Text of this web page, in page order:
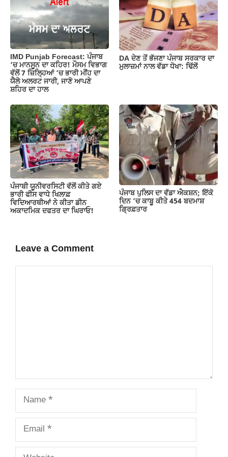
IMD Punjab Forecast: ਪੰਜਾਬ
‘ਚ ਮਾਨਸੂਨ ਦਾ ਕਹਿਰ! ਮੌਸਮ ਵਿਭਾਗ
ਵੱਲੋਂ 7 ਜ਼ਿਲ੍ਹਿਆਂ ‘ਚ ਭਾਰੀ ਮੀਂਹ ਦਾ
ਯੈਲੋ ਅਲਰਟ ਜਾਰੀ, ਜਾਣੋ ਆਪਣੇ
ਸ਼ਹਿਰ ਦਾ ਹਾਲ
DA ਦੇਣ‌ ਤੋਂ ਭੱਜਣਾ ਪੰਜਾਬ ਸਰਕਾਰ ਦਾ
ਮੁਲਾਜ਼ਮਾਂ ਨਾਲ ਵੱਡਾ ਧੋਖਾ: ਢਿੱਲੋਂ
ਪੰਜਾਬੀ ਯੂਨੀਵਰਸਿਟੀ ਵੱਲੋਂ ਕੀਤੇ ਗਏ
ਭਾਰੀ ਫੀਸ ਵਾਧੇ ਖਿਲਾਫ਼
ਵਿਦਿਆਰਥੀਆਂ ਨੇ ਕੀਤਾ ਡੀਨ
ਅਕਾਦਮਿਕ ਦਫਤਰ ਦਾ ਘਿਰਾਓ!
ਪੰਜਾਬ ਪੁਲਿਸ ਦਾ ਵੱਡਾ ਐਕਸ਼ਨ; ਇੱਕੋ
ਦਿਨ ‘ਚ ਕਾਬੂ ਕੀਤੇ 454 ਬਦਮਾਸ਼
ਗ੍ਰਿਫ਼ਤਾਰ
Leave a Comment
Name
Email
Website